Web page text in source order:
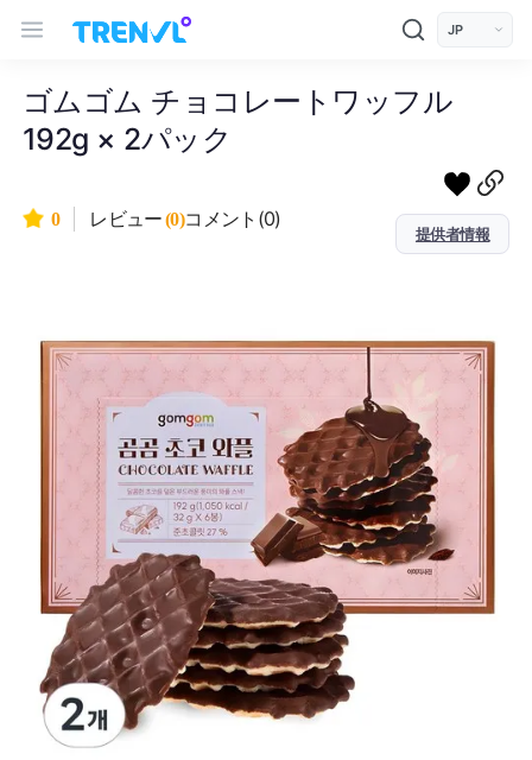
언어 선택
ゴムゴム チョコレートワッフル
192g × 2パック
提供者情報
0 レビュー(0)コメント(0)